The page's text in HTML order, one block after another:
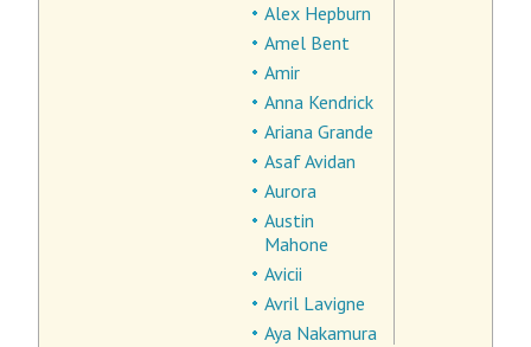
Alex Hepburn
Amel Bent
Amir
Anna Kendrick
Ariana Grande
Asaf Avidan
Aurora
Austin
Mahone
Avicii
Avril Lavigne
Aya Nakamura